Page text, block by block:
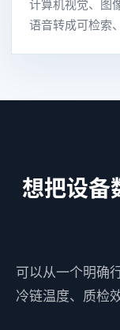
计算机视觉、图
语音转成可检索
想把设备
可以从一个明确
冷链温度、质检